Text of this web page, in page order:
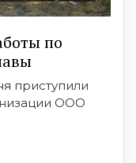
по
приступили
ООО